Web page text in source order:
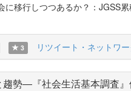
移行しつつあるか？：JGSS
3 リツイート・ネットワー
趨勢―『社会生活基本調査